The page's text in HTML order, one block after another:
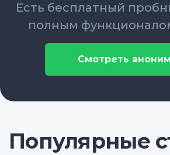
Есть бесплатный
полным
Смотреть
Популярные